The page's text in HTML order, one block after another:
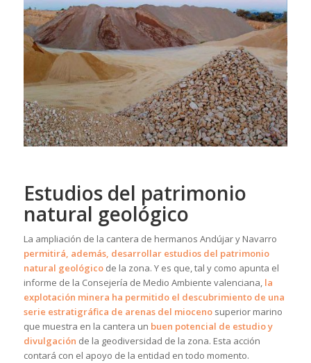
Estudios del patrimonio
natural geológico
La ampliación de la cantera de hermanos Andújar y Navarro
permitirá, además, desarrollar estudios del patrimonio
natural geológicode la zona. Y es que, tal y como apunta el
informe de la Consejería de Medio Ambiente valenciana, la
explotación minera ha permitido el descubrimiento de una
serie estratigráfica de arenas del miocenosuperior marino
que muestra en la cantera un buen potencial de estudio y
divulgación de la geodiversidad de la zona. Esta acción
contará con el apoyo de la entidad en todo momento.